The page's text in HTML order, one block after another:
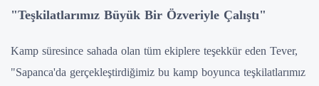
"Teşkilatlarımız Büyük Bir Özveriyle Çalıştı"
Kamp süresince sahada olan tüm ekiplere teşekkür eden Tever,
"Sapanca'da gerçekleştirdiğimiz bu kamp boyunca teşkilatlarımız